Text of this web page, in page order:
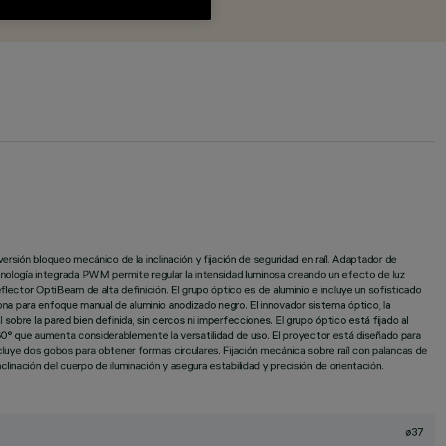
bloqueo mecánico de la inclinación y fijación de seguridad en raíl. Adaptador de
integrada PWM permite regular la intensidad luminosa creando un efecto de luz
OptiBeam de alta definición. El grupo óptico es de aluminio e incluye un sofisticado
enfoque manual de aluminio anodizado negro. El innovador sistema óptico, la
la pared bien definida, sin cercos ni imperfecciones. El grupo óptico está fijado al
aumenta considerablemente la versatilidad de uso. El proyector está diseñado para
dos gobos para obtener formas circulares. Fijación mecánica sobre raíl con palancas de
del cuerpo de iluminación y asegura estabilidad y precisión de orientación.
ø37